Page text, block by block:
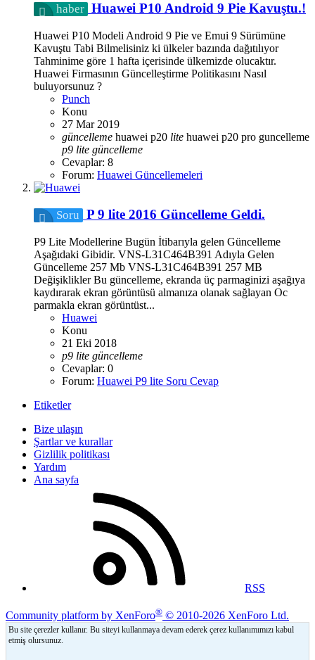
haber Huawei P10 Android 9 Pie Kavuştu.!
Huawei P10 Modeli Android 9 Pie ve Emui 9 Sürümüne
Kavuştu Tabi Bilmelisiniz ki ülkeler bazında dağıtılıyor
Tahminime göre 1 hafta içerisinde ülkemizde olucaktır.
Huawei Firmasının Güncelleştirme Politikasını Nasıl
buluyorsunuz ?
Punch
Konu
27 Mar 2019
güncelleme huawei p20 lite huawei p20 pro guncelleme
p9 lite güncelleme
Cevaplar: 8
Forum: Huawei Güncellemeleri
Soru P 9 lite 2016 Güncelleme Geldi.
P9 Lite Modellerine Bugün İtibarıyla gelen Güncelleme
Aşağıdaki Gibidir. VNS-L31C464B391 Adıyla Gelen
Güncelleme 257 Mb VNS-L31C464B391 257 MB
Değişiklikler Bu güncelleme, ekranda üç parmaginizi aşağıya
kaydırarak ekran görüntüsü almanıza olanak sağlayan Oc
parmakla ekran görüntüst...
Huawei
Konu
21 Eki 2018
p9 lite güncelleme
Cevaplar: 0
Forum: Huawei P9 lite Soru Cevap
Etiketler
Bize ulaşın
Şartlar ve kurallar
Gizlilik politikası
Yardım
Ana sayfa
RSS
Community platform by XenForo® © 2010-2026 XenForo Ltd.
Bu site çerezler kullanır. Bu siteyi kullanmaya devam ederek çerez kullanımımızı kabul
etmiş olursunuz.